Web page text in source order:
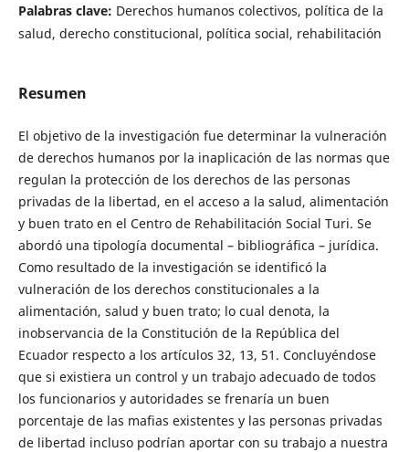
Palabras clave: Derechos humanos colectivos, política de la
salud, derecho constitucional, política social, rehabilitación
Resumen
El objetivo de la investigación fue determinar la vulneración
de derechos humanos por la inaplicación de las normas que
regulan la protección de los derechos de las personas
privadas de la libertad, en el acceso a la salud, alimentación
y buen trato en el Centro de Rehabilitación Social Turi. Se
abordó una tipología documental – bibliográfica – jurídica.
Como resultado de la investigación se identificó la
vulneración de los derechos constitucionales a la
alimentación, salud y buen trato; lo cual denota, la
inobservancia de la Constitución de la República del
Ecuador respecto a los artículos 32, 13, 51. Concluyéndose
que si existiera un control y un trabajo adecuado de todos
los funcionarios y autoridades se frenaría un buen
porcentaje de las mafias existentes y las personas privadas
de libertad incluso podrían aportar con su trabajo a nuestra